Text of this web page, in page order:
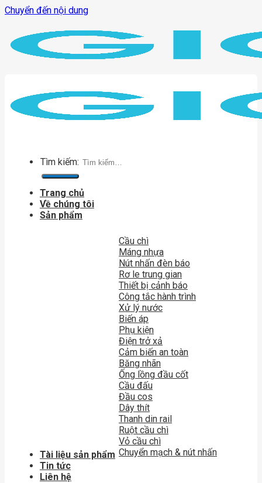
Chuyển đến nội dung
Tìm kiếm:
Trang chủ
Về chúng tôi
Sản phẩm
Cầu chì
Máng nhựa
Nút nhấn đèn báo
Rơ le trung gian
Thiết bị cảnh báo
Công tắc hành trình
Xử lý nước
Biến áp
Phụ kiện
Điện trở xả
Cảm biến an toàn
Băng nhãn
Ống lồng đầu cốt
Cầu đấu
Đầu cos
Dây thít
Thanh din rail
Ruột cầu chì
Vỏ cầu chì
Chuyển mạch & nút nhấn
Tài liệu sản phẩm
Tin tức
Liên hệ